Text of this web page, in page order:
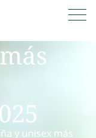
y unisex más